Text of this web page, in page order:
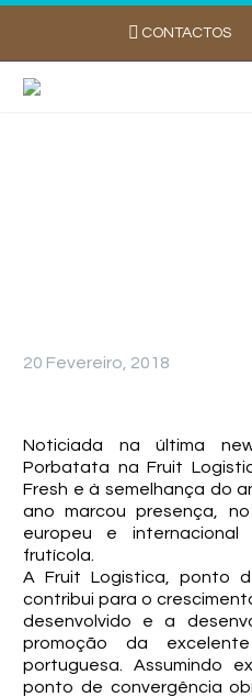
CONTACTOS
20 Fevereiro, 2018
Noticiada na última
Porbatata na Fruit
Fresh e à semelhança do
ano marcou presença,
europeu e
frutícola.
A Fruit Logistica, ponto
contribui para o
desenvolvido e a
promoção da
portuguesa. Assumindo
ponto de convergência